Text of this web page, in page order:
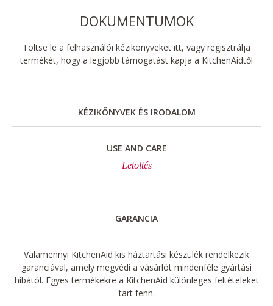
DOKUMENTUMOK
Töltse le a felhasználói kézikönyveket itt, vagy regisztrálja
termékét, hogy a legjobb támogatást kapja a KitchenAidtől
KÉZIKÖNYVEK ÉS IRODALOM
USE AND CARE
Letöltés
GARANCIA
Valamennyi KitchenAid kis háztartási készülék rendelkezik
garanciával, amely megvédi a vásárlót mindenféle gyártási
hibától. Egyes termékekre a KitchenAid különleges feltételeket
tart fenn.